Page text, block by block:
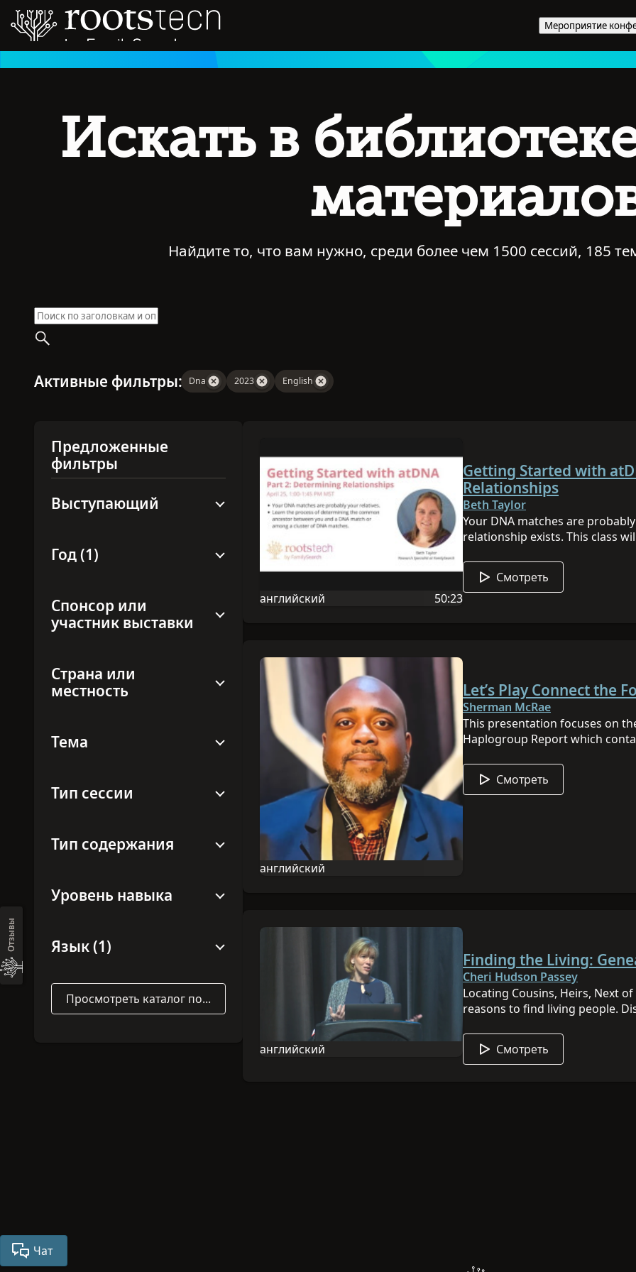
Мероприятие
Искать в
Найдите то, что вам нужно, среди более чем 1500 сессий, 185
Активные фильтры: Dna 2023 English
Предложенные
фильтры
Выступающий
Год (1)
Спонсор или
участник выставки
Страна или
местность
Тема
Тип сессии
Тип содержания
Уровень навыка
Язык (1)
Просмотреть каталог полностью
английский
50:23
Getting Started with
Relationships
Beth Taylor
Your DNA matches are
relationship exists. This class
DNA matches. View all of our
Смотреть
английский
Let’s Play Connect the
Sherman McRae
This presentation focuses on
Haplogroup Report which
lineage solely from their Y-DNA
used in conjunction with
well unearth some surprises
Смотреть
английский
Finding the Living:
Cheri Hudson Passey
Locating Cousins, Heirs, Next
reasons to find living people.
contentHEREto learn more!
Смотреть
Чат
Отзывы